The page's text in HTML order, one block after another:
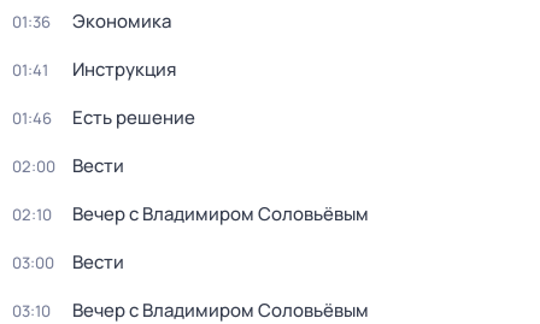
01:36 Экономика
01:41 Инструкция
01:46 Есть решение
02:00 Вести
02:10 Вечер с Владимиром Соловьёвым
03:00 Вести
03:10 Вечер с Владимиром Соловьёвым